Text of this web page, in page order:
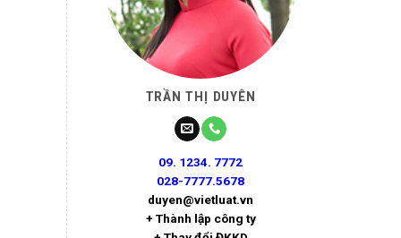
TRẦN THỊ DUYÊN
09. 1234. 7772
028-7777.5678
duyen@vietluat.vn
+ Thành lập công ty